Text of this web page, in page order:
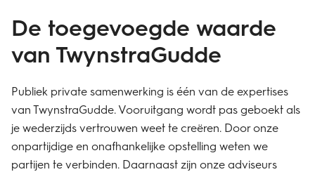
De toegevoegde waarde
van TwynstraGudde
Publiek private samenwerking is één van de expertises
van TwynstraGudde. Vooruitgang wordt pas geboekt als
je wederzijds vertrouwen weet te creëren. Door onze
onpartijdige en onafhankelijke opstelling weten we
partijen te verbinden. Daarnaast zijn onze adviseurs